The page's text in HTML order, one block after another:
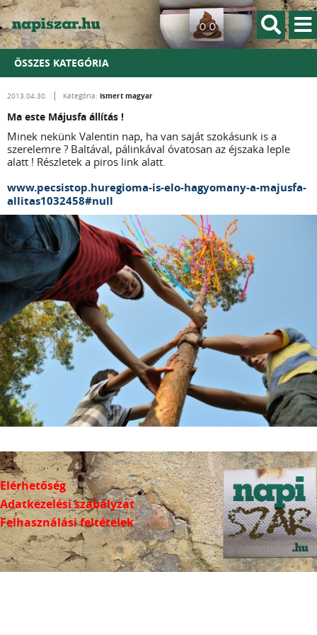
ÖSSZES KATEGÓRIA
2013.04.30. Kategória: Ismert magyar
Ma este Májusfa állítás !
Minek nekünk Valentin nap, ha van saját szokásunk is a
szerelemre ? Baltával, pálinkával óvatosan az éjszaka leple
alatt ! Részletek a piros link alatt.
www.pecsistop.huregioma-is-elo-hagyomany-a-majusfa-
allitas1032458#null
Elérhetőség
Adatkezelési szabályzat
Felhasználási feltételek